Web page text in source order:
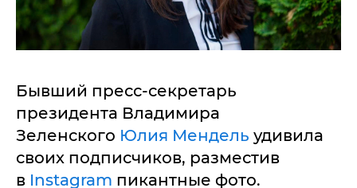
Бывший пресс-секретарь
президента Владимира
Зеленского Юлия Мендель удивила
своих подписчиков, разместив
в Instagram пикантные фото.